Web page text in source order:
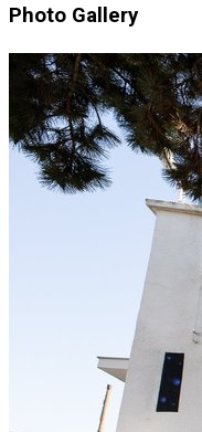
Photo Gallery